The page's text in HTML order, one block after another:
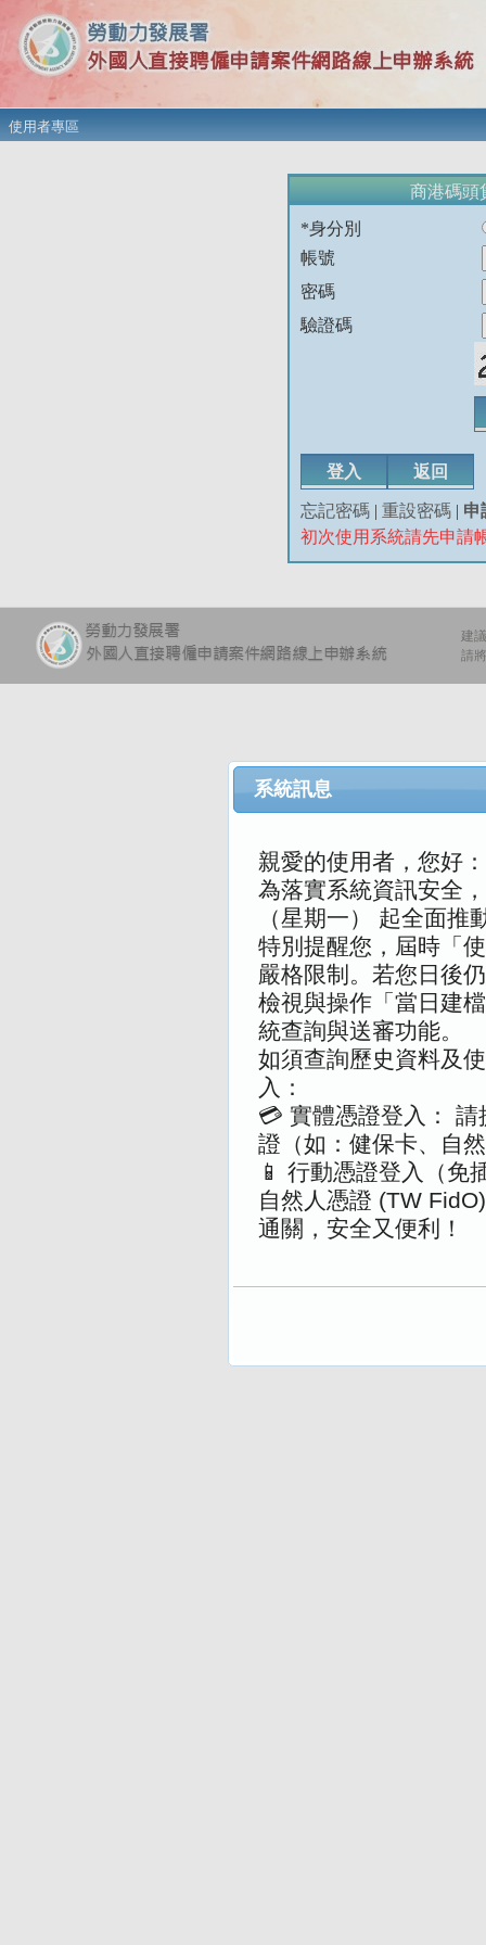
使用者專區
商港碼頭
*身分別
帳號
密碼
驗證碼
忘記密碼 | 重設密碼 | 申
初次使用系統請先申請
建
請
系統訊息
親愛的使用者，您好：
為落實系統資訊安全
（星期一） 起全面推
特別提醒您，屆時「
嚴格限制。若您日後
檢視與操作「當日建
統查詢與送審功能。
如須查詢歷史資料及
入：
💳 實體憑證登入：
證（如：健保卡、自
📱 行動憑證登入（免
自然人憑證 (TW
通關，安全又便利！